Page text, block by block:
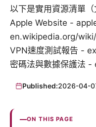
以下是實用資源清單
Apple Website -
en.wikipedia.org/
VPN速度測試報告 -
密碼法與數據保護法
Published:2026-04-
ON THIS PAGE